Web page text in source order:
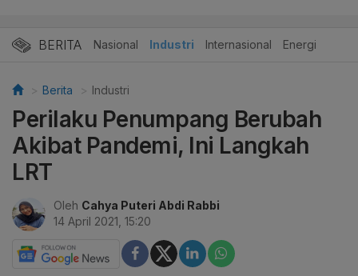
BERITA Nasional Industri Internasional Energi
Berita Industri
Perilaku Penumpang Berubah
Akibat Pandemi, Ini Langkah
LRT
Oleh Cahya Puteri Abdi Rabbi
14 April 2021, 15:20